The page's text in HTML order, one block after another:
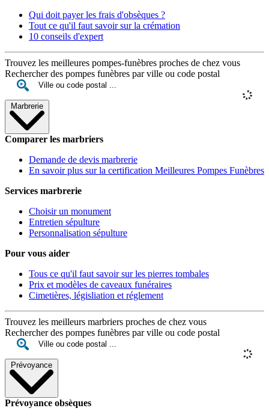
Qui doit payer les frais d'obsèques ?
Tout ce qu'il faut savoir sur la crémation
10 conseils d'expert
Trouvez les meilleures pompes-funèbres proches de chez vous
Rechercher des pompes funèbres par ville ou code postal
Marbrerie
Comparer les marbriers
Demande de devis marbrerie
En savoir plus sur la certification Meilleures Pompes Funèbres
Services marbrerie
Choisir un monument
Entretien sépulture
Personnalisation sépulture
Pour vous aider
Tous ce qu'il faut savoir sur les pierres tombales
Prix et modèles de caveaux funéraires
Cimetières, législiation et réglement
Trouvez les meilleurs marbriers proches de chez vous
Rechercher des pompes funèbres par ville ou code postal
Prévoyance
Prévoyance obsèques